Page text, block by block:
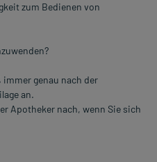
zum Bedienen von
immer genau nach der
an.
Apotheker nach, wenn Sie sich